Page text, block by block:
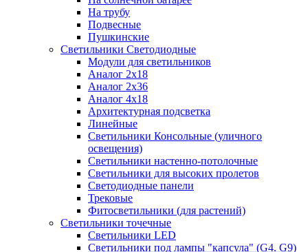
На трубу
Подвесные
Пушкинские
Светильники Светодиодные
Модули для светильников
Аналог 2х18
Аналог 2х36
Аналог 4х18
Архитектурная подсветка
Линейные
Светильники Консольные (уличного
освещения)
Светильники настенно-потолочные
Светильники для высоких пролетов
Светодиодные панели
Трековые
Фитосветильники (для растений)
Светильники точечные
Светильники LED
Светильники под лампы "капсула" (G4. G9)